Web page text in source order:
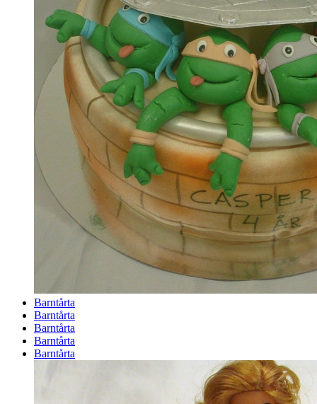
Barntårta
Barntårta
Barntårta
Barntårta
Barntårta